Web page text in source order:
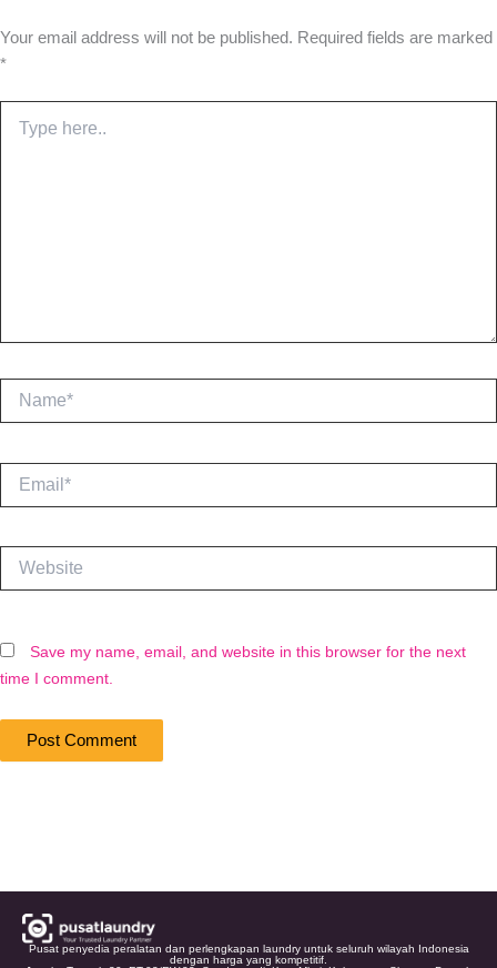
Your email address will not be published. Required fields are marked
*
here..
Name*
Website
Save my name, email, and website in this browser for the next
time I comment.
Pusat penyedia peralatan dan perlengkapan laundry untuk seluruh wilayah Indonesia
dengan harga yang kompetitif.